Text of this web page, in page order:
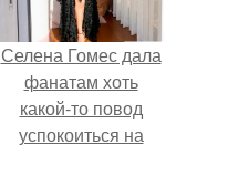
Селена Гомес дала
фанатам хоть
какой-то повод
успокоиться на